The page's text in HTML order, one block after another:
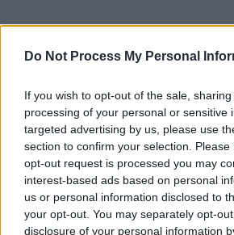
Do Not Process My Personal
If you wish to opt-out of the sale,
processing of your personal or sensitive
targeted advertising by us, please use
section to confirm your selection.
opt-out request is processed you may
interest-based ads based on personal
us or personal information disclosed to
your opt-out. You may separately opt-
disclosure of your personal information
Articles récents